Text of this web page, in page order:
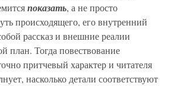
показать, а не просто
происходящего, его внутренний
рассказ и внешние реалии
план. Тогда повествование
притчевый характер и читателя
насколько детали соответствуют